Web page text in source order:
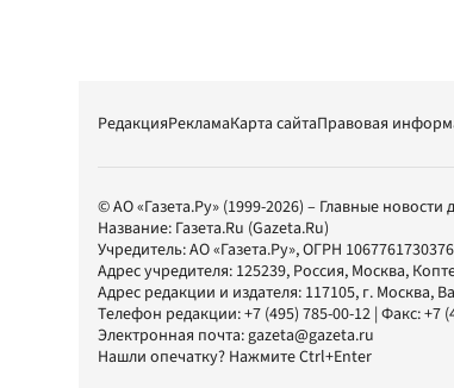
РедакцияРекламаКарта сайтаПравовая
© АО «Газета.Ру» (1999-2026) – Главные новости
Название: Газета.Ru (Gazeta.Ru)
Учредитель:АО «Газета.Ру», ОГРН
Адрес учредителя: 125239, Россия, Москва,
Адрес редакции и издателя: 117105, г. Москва,
Телефон редакции:+7 (495) 785-00-12 | Факс:+7
Электронная почта:gazeta@gazeta.ru
Нашли опечатку? Нажмите Ctrl+Enter